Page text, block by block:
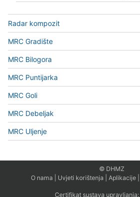
Radar kompozit
MRC Gradište
MRC Bilogora
MRC Puntijarka
MRC Goli
MRC Debeljak
MRC Uljenje
© DHMZ
O nama
Uvjeti korištenja Aplikacije
Certifikat sustava upravljanja: